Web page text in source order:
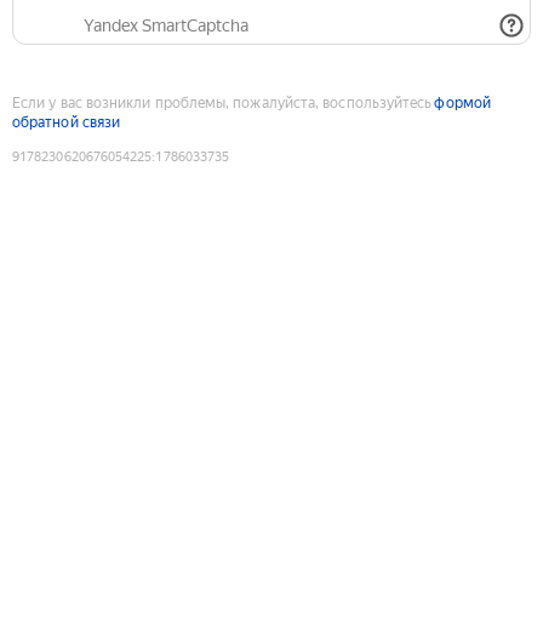
Yandex SmartCaptcha
Если у вас возникли проблемы, пожалуйста, воспользуйтесьформой
обратной связи
9178230620676054225:1786033735